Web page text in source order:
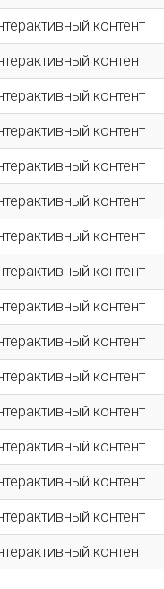
контент
контент
контент
контент
контент
контент
контент
контент
контент
контент
контент
контент
контент
контент
контент
контент